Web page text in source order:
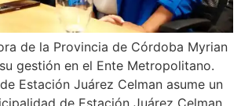
de la Provincia de Córdoba Myrian
gestión en el Ente Metropolitano.
Estación Juárez Celman asume un
de Estación Juárez Celman